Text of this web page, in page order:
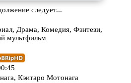
следует...
Драма, Комедия, Фэнтези,
мультфильм
Кэитаро Мотонага